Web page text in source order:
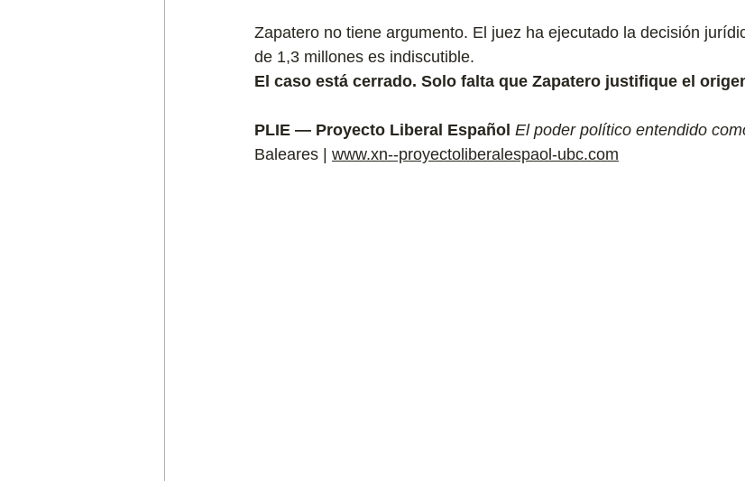
Zapatero no tiene argumento. El juez ha ejecutado la decisión
de 1,3 millones es indiscutible.
El caso está cerrado. Solo falta que Zapatero justifique el
PLIE — Proyecto Liberal Español El poder político entendido
Baleares | www.xn--proyectoliberalespaol-ubc.com